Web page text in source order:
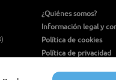
¿Quiénes somos?
Información legal y
Política de cookies
Política de privacidad